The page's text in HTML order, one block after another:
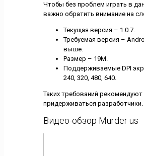
Чтобы без проблем играть в
важно обратить внимание на
Текущая версия – 1.0.7.
Требуемая версия –
выше.
Размер – 19M.
Поддерживаемые DPI
240, 320, 480, 640.
Таких требований рекомендуют
придерживаться разработчики.
Видео-обзор Murder us